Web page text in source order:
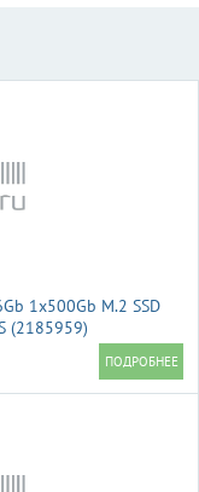
1x500Gb M.2 SSD
(2185959)